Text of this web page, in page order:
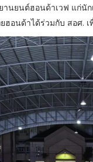
านยนต์ฮอนด้าเวฟ แก่
อนด้าได้ร่วมกับ สอศ.